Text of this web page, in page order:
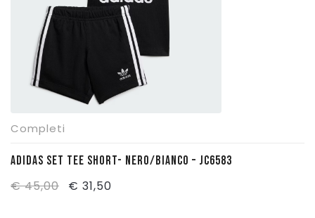
Completi
ADIDAS SET TEE SHORT- NERO/BIANCO – JC6583
€45,00
Il
€ 31,50